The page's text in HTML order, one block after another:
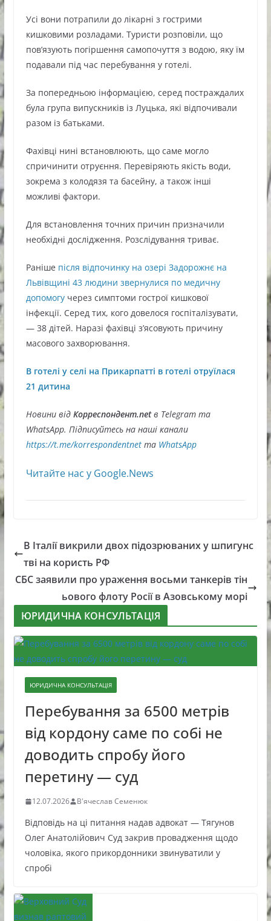
Усі вони потрапили до лікарні з гострими
кишковими розладами. Туристи розповіли, що
пов’язують погіршення самопочуття з водою, яку їм
подавали під час перебування у готелі.
За попередньою інформацією, серед постраждалих
була група випускників із Луцька, які відпочивали
разом із батьками.
Фахівці нині встановлюють, що саме могло
спричинити отруєння. Перевіряють якість води,
зокрема з колодязя та басейну, а також інші
можливі фактори.
Для встановлення точних причин призначили
необхідні дослідження. Розслідування триває.
Раніше після відпочинку на озері Задорожнє на
Львівщині 43 людини звернулися по медичну
допомогучерез симптоми гострої кишкової
інфекції. Серед тих, кого довелося госпіталізувати,
— 38 дітей. Наразі фахівці з’ясовують причину
масового захворювання.
В готелі у селі на Прикарпатті в готелі отруїлася
21 дитина
Новини відКорреспондент.netв Telegram та
WhatsApp. Підписуйтесь на наші канали
https://t.me/korrespondentnetта WhatsApp
Читайте нас у Google.News
В Італії викрили двох підозрюваних у шпигунс
тві на користь РФ
СБС заявили про ураження восьми танкерів тін
ьового флоту Росії в Азовському морі
ЮРИДИЧНА КОНСУЛЬТАЦІЯ
ЮРИДИЧНА КОНСУЛЬТАЦІЯ
Перебування за 6500 метрів
від кордону саме по собі не
доводить спробу його
перетину — суд
12.07.2026 В'ячеслав Семенюк
Відповідь на ці питання надав адвокат — Тягунов
Олег Анатолійович Суд закрив провадження щодо
чоловіка, якого прикордонники звинуватили у
спробі